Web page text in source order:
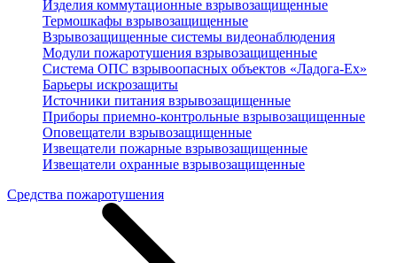
Изделия коммутационные взрывозащищенные
Термошкафы взрывозащищенные
Взрывозащищенные системы видеонаблюдения
Модули пожаротушения взрывозащищенные
Система ОПС взрывоопасных объектов «Ладога-Ex»
Барьеры искрозащиты
Источники питания взрывозащищенные
Приборы приемно-контрольные взрывозащищенные
Оповещатели взрывозащищенные
Извещатели пожарные взрывозащищенные
Извещатели охранные взрывозащищенные
Средства пожаротушения